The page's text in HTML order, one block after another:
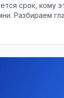
срок, кому
Разбираем